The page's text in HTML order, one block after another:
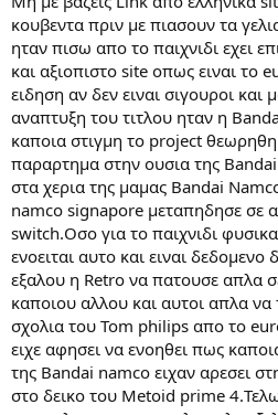
κουβεντα πριν με πιασουν τα
ηταν πισω απο το παιχνιδι εχει
και αξιοπιστο site οπως ειναι το
ειδηση αν δεν ειναι σιγουροι
αναπτυξη του τιτλου ηταν η
καποια στιγμη το project
παραρτημα στην ουσια της
στα χερια της μαμας Bandai
namco signapore μεταπηδησε σε
switch.Οσο για το παιχνιδι
ενοειται αυτο και ειναι
εξαλου η Retro να πατουσε απλα
καποιου αλλου και αυτοι απλα να
σχολια του Tom philips απο το
ειχε αφησει να ενοηθει πως
της Bandai namco ειχαν αρεσει
στο δεικο του Metoid prime